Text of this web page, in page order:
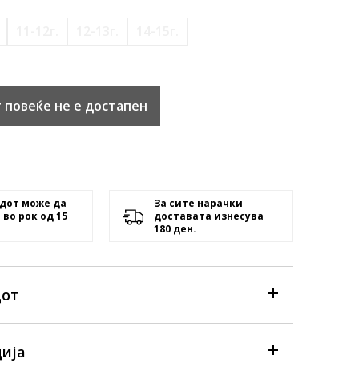
не е достапен
може да
во рок од 15
За сите нарачки
доставата изнесува
180 ден.